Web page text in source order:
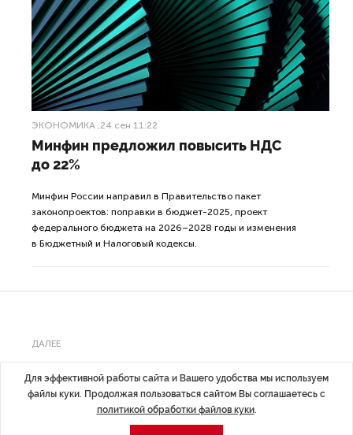
ЭКОНОМИКА ,24 сен 11:22
Минфин предложил повысить НДС
до 22%
Минфин России направил в Правительство пакет
законопроектов: поправки в бюджет-2025, проект
федерального бюджета на 2026–2028 годы и изменения
в Бюджетный и Налоговый кодексы.
ДАЛЕЕ
Депутат Госдумы
предлагает создать
Для эффективной работы сайта и Вашего удобства мы используем
файлы куки. Продолжая пользоваться сайтом Вы соглашаетесь с
политикой обработки файлов куки.